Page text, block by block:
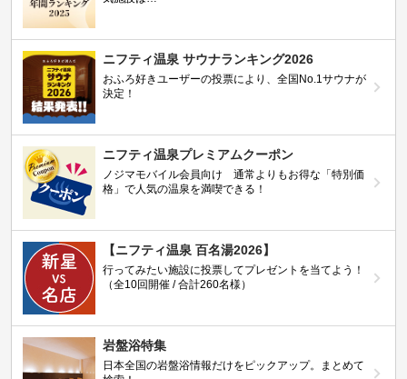
ニフティ温泉 サウナランキング2026
おふろ好きユーザーの投票により、全国No.1サウナが
決定！
ニフティ温泉プレミアムクーポン
ノジマモバイル会員向け 通常よりもお得な「特別価
格」で人気の温泉を満喫できる！
【ニフティ温泉 百名湯2026】
行ってみたい施設に投票してプレゼントを当てよう！
（全10回開催 / 合計260名様）
岩盤浴特集
日本全国の岩盤浴情報だけをピックアップ。まとめて